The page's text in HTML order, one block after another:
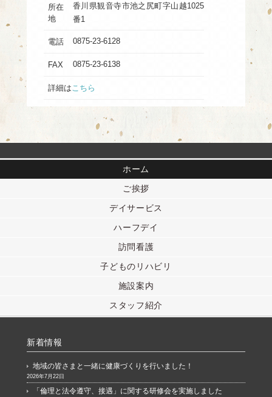
所在
地
香川県観音寺市池之尻町字山越1025
番1
電話 0875-23-6128
FAX 0875-23-6138
詳細は こちら
ホーム
ご挨拶
デイサービス
ハーフデイ
訪問看護
子どものリハビリ
施設案内
スタッフ紹介
新着情報
地域の皆さまと一緒に健康づくりを行いました！
2026年7月22日
「倫理と法令遵守、接遇」に関する研修会を実施しました